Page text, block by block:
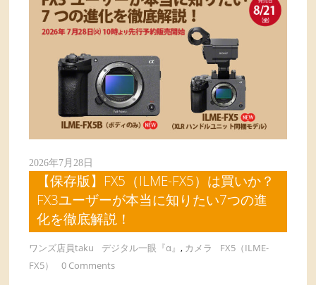
2026年7月28日
【保存版】FX5（ILME-FX5）は買いか？
FX3ユーザーが本当に知りたい7つの進
化を徹底解説！
ワンズ店員taku デジタル一眼『α』, カメラ
FX5（ILME-
FX5）
0 Comments